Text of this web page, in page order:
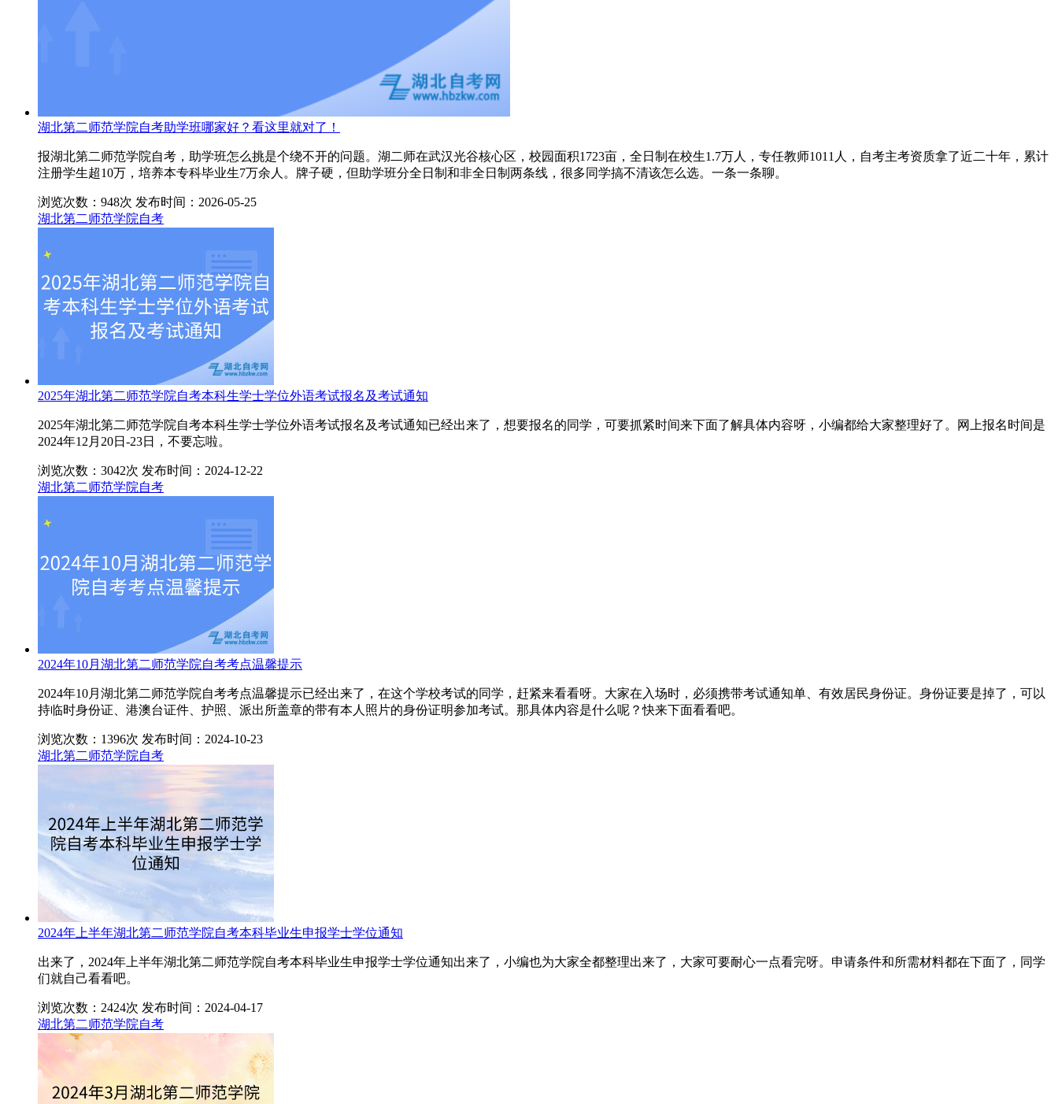
湖北第二师范学院自考助学班哪家好？看这里就对了！
报湖北第二师范学院自考，助学班怎么挑是个绕不开的问题。湖二师在武汉光谷核心区，校园面积1723亩，全日制在校生1.7万人，专任教师1011人，自考主考资质拿了近二十年，累计
注册学生超10万，培养本专科毕业生7万余人。牌子硬，但助学班分全日制和非全日制两条线，很多同学搞不清该怎么选。一条一条聊。
浏览次数：948次 发布时间：2026-05-25
湖北第二师范学院自考
2025年湖北第二师范学院自考本科生学士学位外语考试报名及考试通知
2025年湖北第二师范学院自考本科生学士学位外语考试报名及考试通知已经出来了，想要报名的同学，可要抓紧时间来下面了解具体内容呀，小编都给大家整理好了。网上报名时间是
2024年12月20日-23日，不要忘啦。
浏览次数：3042次 发布时间：2024-12-22
湖北第二师范学院自考
2024年10月湖北第二师范学院自考考点温馨提示
2024年10月湖北第二师范学院自考考点温馨提示已经出来了，在这个学校考试的同学，赶紧来看看呀。大家在入场时，必须携带考试通知单、有效居民身份证。身份证要是掉了，可以
持临时身份证、港澳台证件、护照、派出所盖章的带有本人照片的身份证明参加考试。那具体内容是什么呢？快来下面看看吧。
浏览次数：1396次 发布时间：2024-10-23
湖北第二师范学院自考
2024年上半年湖北第二师范学院自考本科毕业生申报学士学位通知
出来了，2024年上半年湖北第二师范学院自考本科毕业生申报学士学位通知出来了，小编也为大家全都整理出来了，大家可要耐心一点看完呀。申请条件和所需材料都在下面了，同学
们就自己看看吧。
浏览次数：2424次 发布时间：2024-04-17
湖北第二师范学院自考